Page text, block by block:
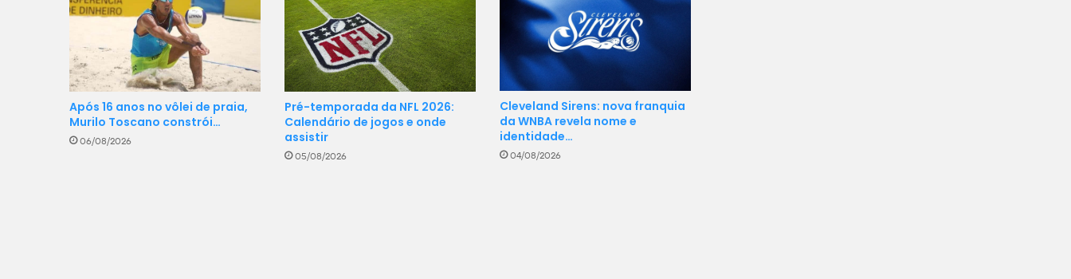
Após 16 anos no vôlei de praia,
Murilo Toscano constrói…
06/08/2026
Pré-temporada da NFL 2026:
Calendário de jogos e onde
assistir
05/08/2026
Cleveland Sirens: nova franquia
da WNBA revela nome e
identidade…
04/08/2026